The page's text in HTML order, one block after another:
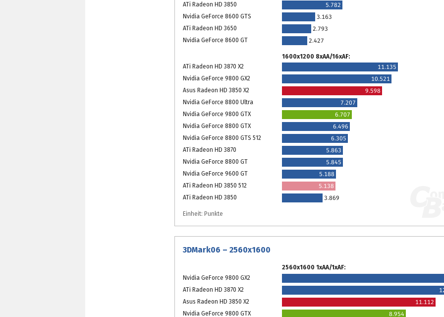
ATi Radeon HD 3850
5.782
Nvidia GeForce 8600 GTS
3.163
ATi Radeon HD 3650
2.793
Nvidia GeForce 8600 GT
2.427
1600x1200 8xAA/16xAF:
ATi Radeon HD 3870 X2
11.135
Nvidia GeForce 9800 GX2
10.521
Asus Radeon HD 3850 X2
9.598
Nvidia GeForce 8800 Ultra
7.207
Nvidia GeForce 9800 GTX
6.707
Nvidia GeForce 8800 GTX
6.496
Nvidia GeForce 8800 GTS 512
6.305
ATi Radeon HD 3870
5.863
Nvidia GeForce 8800 GT
5.845
Nvidia GeForce 9600 GT
5.188
ATi Radeon HD 3850 512
5.138
ATi Radeon HD 3850
3.869
Einheit: Punkte
3DMark06 – 2560x1600
2560x1600 1xAA/1xAF:
Nvidia GeForce 9800 GX2
ATi Radeon HD 3870 X2
Asus Radeon HD 3850 X2
11.112
Nvidia GeForce 9800 GTX
8.954